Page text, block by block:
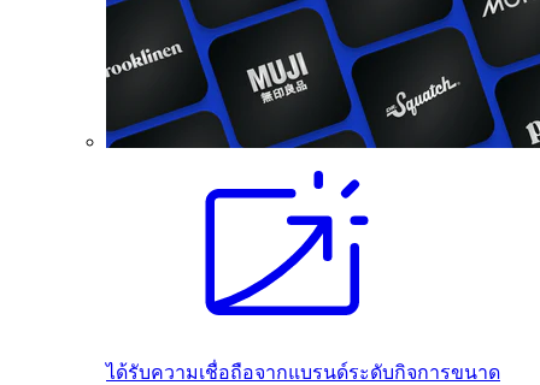
ได้รับความเชื่อถือจากแบรนด์ระดับกิจการขนาด